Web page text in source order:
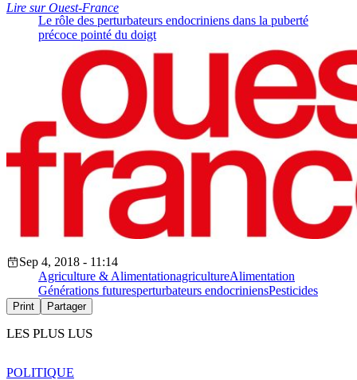
Le rôle des perturbateurs endocriniens dans la puberté
précoce pointé du doigt
Lire sur Ouest-France
Sep 4, 2018 - 11:14
Agriculture & AlimentationagricultureAlimentation
Générations futuresperturbateurs endocriniensPesticides
Print Partager
LES PLUS LUS
POLITIQUE